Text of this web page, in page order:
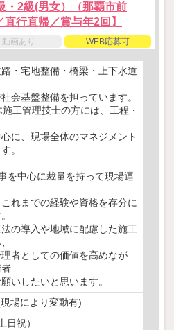
・2級(男女）（那覇市前
行直帰／賞与年2回】
動画あり WEB応募可
・宅地整備・橋梁・上下水道
会基盤整備を担っています。
工管理技士の方には、工程・
に、現場全体のマネジメント
。
を中心に裁量を持って現場運
れまでの経験や資格を存分に
の導入や地域に配慮した施工
者としての価値を高めなが
いしたいと思います。
場により変動有)
日祝）